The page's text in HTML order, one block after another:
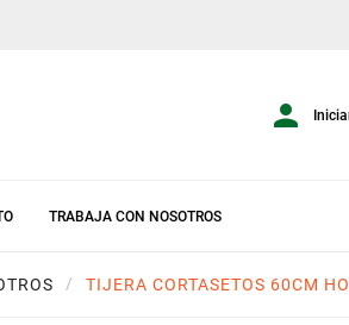

TRABAJA CON NOSOTROS
TIJERA CORTASETOS 60CM